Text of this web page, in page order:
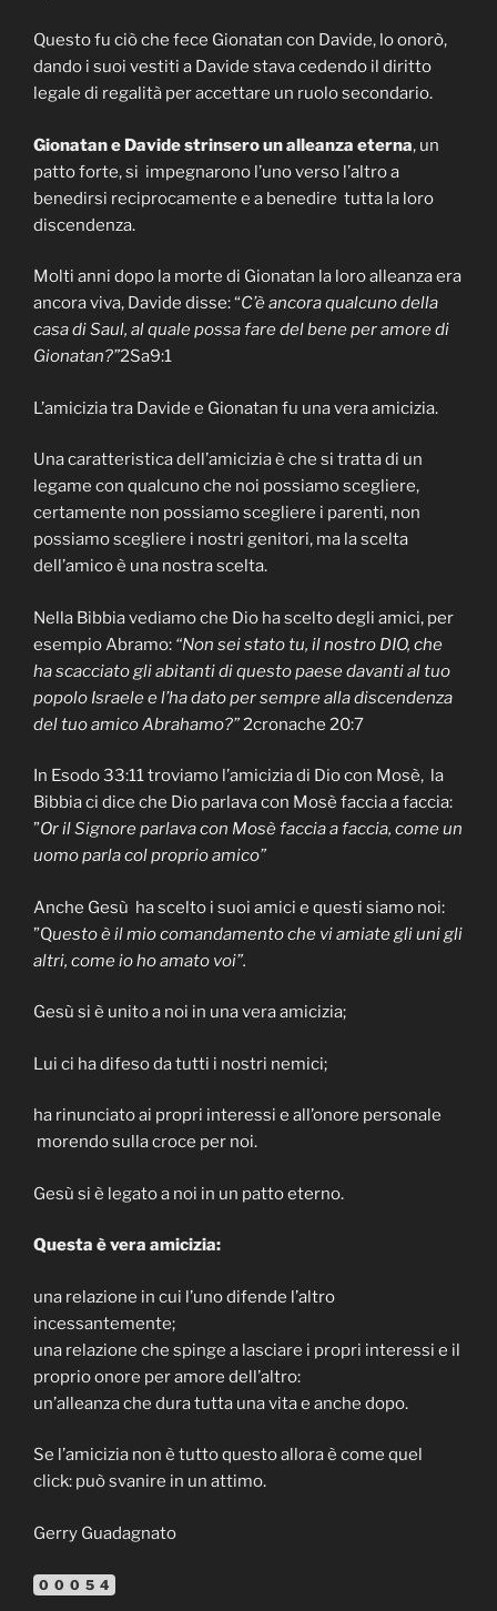
Questo fu ciò che fece Gionatan con Davide, lo onorò,
dando i suoi vestiti a Davide stava cedendo il diritto
legale di regalità per accettare un ruolo secondario.
Gionatan e Davide strinsero un alleanza eterna, un
patto forte, si impegnarono l’uno verso l’altro a
benedirsi reciprocamente e a benedire tutta la loro
discendenza.
Molti anni dopo la morte di Gionatan la loro alleanza era
ancora viva, Davide disse: “C’è ancora qualcuno della
casa di Saul, al quale possa fare del bene per amore di
Gionatan?”2Sa9:1
L’amicizia tra Davide e Gionatan fu una vera amicizia.
Una caratteristica dell’amicizia è che si tratta di un
legame con qualcuno che noi possiamo scegliere,
certamente non possiamo scegliere i parenti, non
possiamo scegliere i nostri genitori, ma la scelta
dell’amico è una nostra scelta.
Nella Bibbia vediamo che Dio ha scelto degli amici, per
esempio Abramo: “Non sei stato tu, il nostro DIO, che
ha scacciato gli abitanti di questo paese davanti al tuo
popolo Israele e l’ha dato per sempre alla discendenza
del tuo amico Abrahamo?”2cronache 20:7
In Esodo 33:11 troviamo l’amicizia di Dio con Mosè, la
Bibbia ci dice che Dio parlava con Mosè faccia a faccia:
”Or il Signore parlava con Mosè faccia a faccia, come un
uomo parla col proprio amico”
Anche Gesù ha scelto i suoi amici e questi siamo noi:
”Questo è il mio comandamento che vi amiate gli uni gli
altri, come io ho amato voi”.
Gesù si è unito a noi in una vera amicizia;
Lui ci ha difeso da tutti i nostri nemici;
ha rinunciato ai propri interessi e all’onore personale
morendo sulla croce per noi.
Gesù si è legato a noi in un patto eterno.
Questa è vera amicizia:
una relazione in cui l’uno difende l’altro
incessantemente;
una relazione che spinge a lasciare i propri interessi e il
proprio onore per amore dell’altro:
un’alleanza che dura tutta una vita e anche dopo.
Se l’amicizia non è tutto questo allora è come quel
click: può svanire in un attimo.
Gerry Guadagnato
00054